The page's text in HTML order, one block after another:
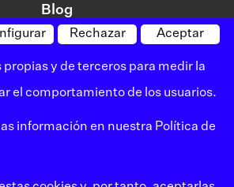
Blog
los derechos reservados
Aviso legal
de privacidad
Aceptar
Rechazar
y de terceros para medir la
el comportamiento de los usuarios.
información en nuestra Política de